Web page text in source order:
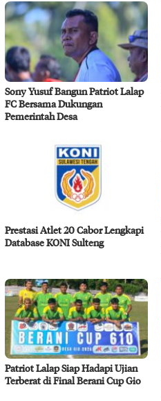
Sony Yusuf Bangun Patriot Lalap
FC Bersama Dukungan
Pemerintah Desa
Prestasi Atlet 20 Cabor Lengkapi
Database KONI Sulteng
Patriot Lalap Siap Hadapi Ujian
Terberat di Final Berani Cup Gio